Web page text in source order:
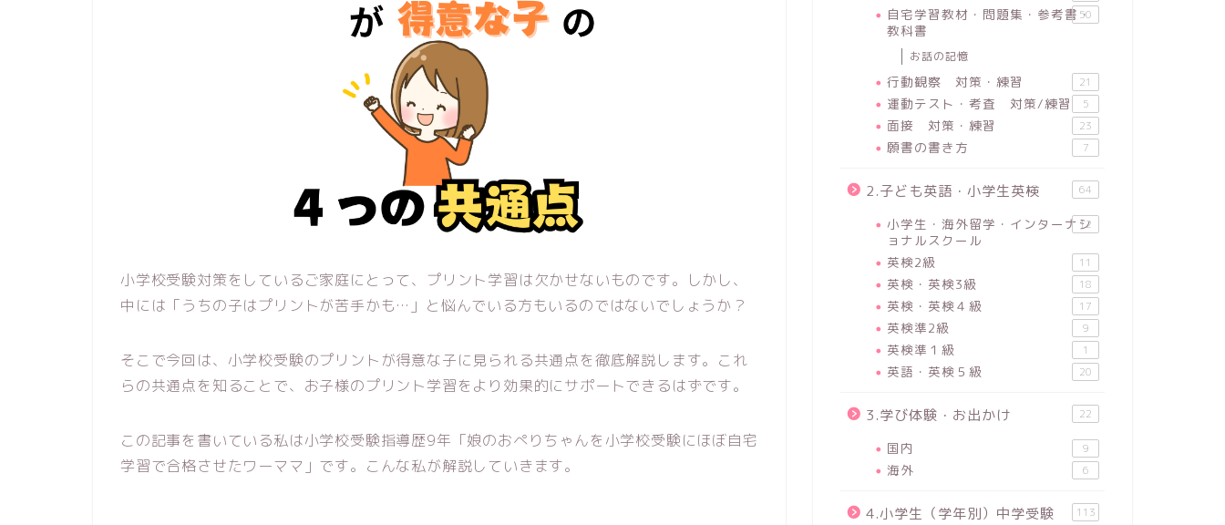
小学校受験対策をしているご家庭にとって、プリント学習は欠かせないものです。しかし、
中には「うちの子はプリントが苦手かも…」と悩んでいる方もいるのではないでしょうか？
そこで今回は、小学校受験のプリントが得意な子に見られる共通点を徹底解説します。これ
らの共通点を知ることで、お子様のプリント学習をより効果的にサポートできるはずです。
この記事を書いている私は小学校受験指導歴9年「娘のおぺりちゃんを小学校受験にほぼ自宅
学習で合格させたワーママ」です。こんな私が解説していきます。
自宅学習教材・問題集・参考書・
教科書
50
お話の記憶
行動観察 対策・練習 21
運動テスト・考査 対策/練習 5
面接 対策・練習 23
願書の書き方 7
2.子ども英語・小学生英検 64
小学生・海外留学・インターナシ
ョナルスクール
12
英検2級 11
英検・英検3級 18
英検・英検４級 17
英検準2級 9
英検準１級 1
英語・英検５級 20
3.学び体験・お出かけ 22
国内 9
海外 6
4.小学生（学年別）中学受験 113